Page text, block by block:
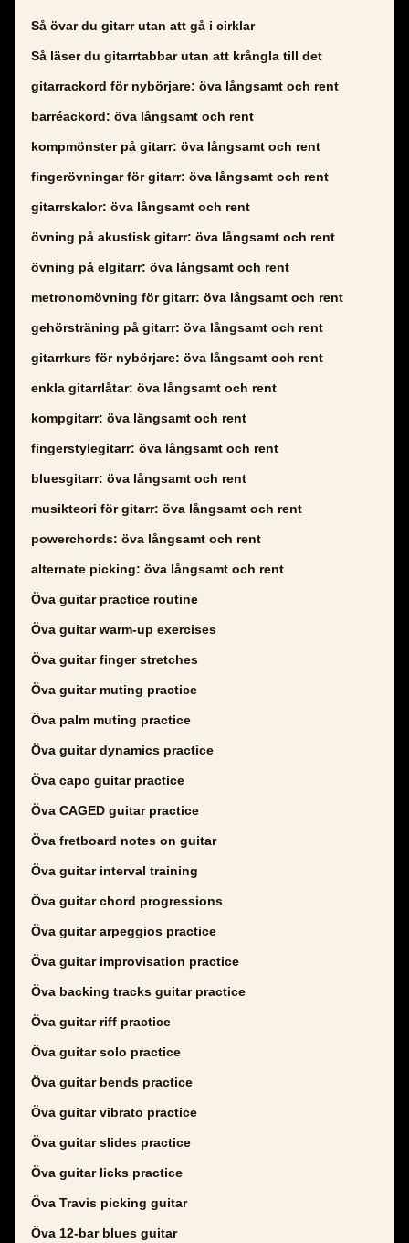
Så övar du gitarr utan att gå i cirklar
Så läser du gitarrtabbar utan att krångla till det
gitarrackord för nybörjare: öva långsamt och rent
barréackord: öva långsamt och rent
kompmönster på gitarr: öva långsamt och rent
fingerövningar för gitarr: öva långsamt och rent
gitarrskalor: öva långsamt och rent
övning på akustisk gitarr: öva långsamt och rent
övning på elgitarr: öva långsamt och rent
metronomövning för gitarr: öva långsamt och rent
gehörsträning på gitarr: öva långsamt och rent
gitarrkurs för nybörjare: öva långsamt och rent
enkla gitarrlåtar: öva långsamt och rent
kompgitarr: öva långsamt och rent
fingerstylegitarr: öva långsamt och rent
bluesgitarr: öva långsamt och rent
musikteori för gitarr: öva långsamt och rent
powerchords: öva långsamt och rent
alternate picking: öva långsamt och rent
Öva guitar practice routine
Öva guitar warm-up exercises
Öva guitar finger stretches
Öva guitar muting practice
Öva palm muting practice
Öva guitar dynamics practice
Öva capo guitar practice
Öva CAGED guitar practice
Öva fretboard notes on guitar
Öva guitar interval training
Öva guitar chord progressions
Öva guitar arpeggios practice
Öva guitar improvisation practice
Öva backing tracks guitar practice
Öva guitar riff practice
Öva guitar solo practice
Öva guitar bends practice
Öva guitar vibrato practice
Öva guitar slides practice
Öva guitar licks practice
Öva Travis picking guitar
Öva 12-bar blues guitar